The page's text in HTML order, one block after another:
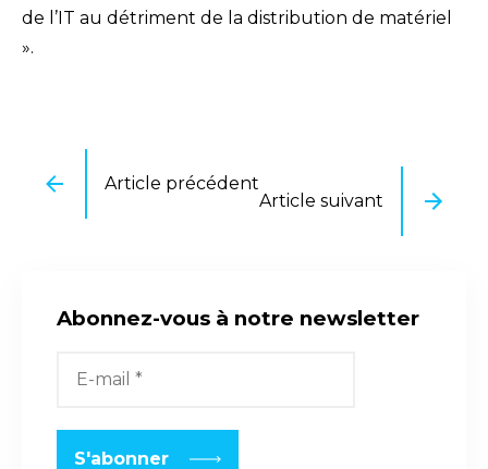
de l’IT au détriment de la distribution de matériel
».
Article précédent
Article suivant
Abonnez-vous à notre newsletter